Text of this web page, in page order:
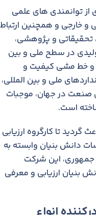
توانمندی های علمی
و خارجی و همچنين ارتباط
تحقیقاتی و پژوهشی،
در سطح ملی و بين
و خط مشی کيفيت و
ملی و بين المللی،
شرکت برتر این صنعت در جهان، موجبات
است.
تا کارگروه ارزيابی
بنيان وابسته به
اين شرکت
بنيان ارزيابی و معرفی